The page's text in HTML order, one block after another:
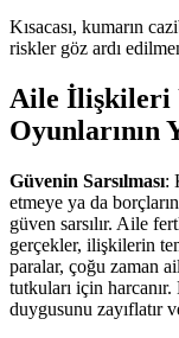
Kısacası, kumarın
riskler göz ardı
Aile İlişkileri
Oyunlarının
Güvenin Sarsılması:
etmeye ya da
güven sarsılır. Aile
gerçekler, ilişkilerin
paralar, çoğu zaman
tutkuları için harcanır.
duygusunu zayıflatır